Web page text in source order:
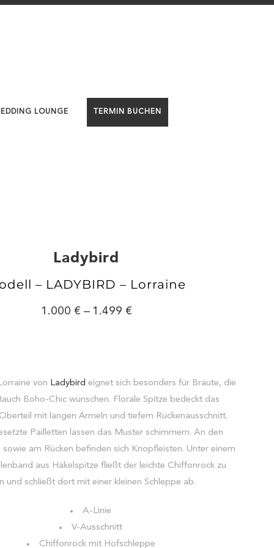
LOUNGE TERMIN BUCHEN
Ladybird
– LADYBIRD – Lorraine
1.000 – 1.499
von Ladybird eignet sich besonders für Bräute, die
Boho-Chic wünschen. Florale Spitze bedeckt das
mit langen Ärmeln und tiefem Rückenausschnitt.
Pailletten lassen das Muster schimmern. An den
am Rücken befinden sich Knopfleisten. Unter einem
aus Häkelspitze fließt der leichte Chiffonrock zu
und schließt dort mit einer kleinen Schleppe ab.
A-Linie
V-Ausschnitt
Chiffonrock mit Hofschleppe